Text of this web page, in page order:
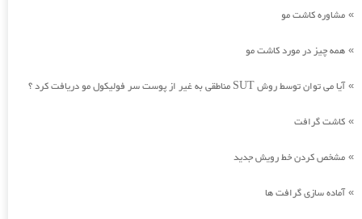
» مشاوره کاشت مو
» همه چیز در مورد کاشت مو
»آیا می توان توسط روش SUT مناطقی به غیر از پوست سر فولیکول مو دریافت کرد ؟
» کاشت گرافت
» مشخص کردن خط رویش جدید
»آماده سازی گرافت ها